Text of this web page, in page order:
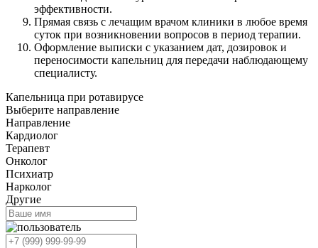
эффективности.
Прямая связь с лечащим врачом клиники в любое время
суток при возникновении вопросов в период терапии.
Оформление выписки с указанием дат, дозировок и
переносимости капельниц для передачи наблюдающему
специалисту.
Капельница при ротавирусе
Выберите направление
Направление
Кардиолог
Терапевт
Онколог
Психиатр
Нарколог
Другие